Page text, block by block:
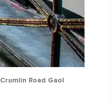
Crumlin Road Gaol